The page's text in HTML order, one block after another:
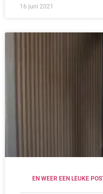
16 juni 2021
EN WEER EEN LEUKE